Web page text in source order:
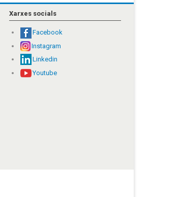
Xarxes socials
Facebook
Instagram
Linkedin
Youtube